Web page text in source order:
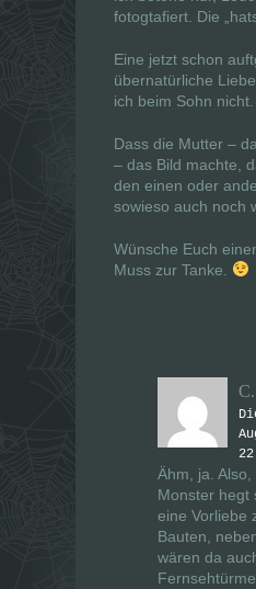
fotogtafiert. Die
Eine jetzt schon
übernatürliche
ich beim Sohn nicht.
Dass die Mutter –
– das Bild machte,
den einen oder
sowieso auch noch
Wünsche Euch
Muss zur Tanke.
Ähm, ja.
Monster hegt
eine Vorliebe
Bauten,
wären da